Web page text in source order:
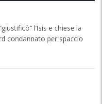
l’Isis e chiese la
condannato per spaccio